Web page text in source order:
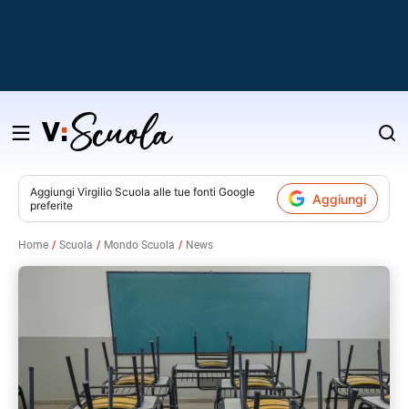
Salta
contenuto
Aggiungi Virgilio Scuola alle tue fonti Google
preferite
Aggiungi
Home Scuola Mondo Scuola News